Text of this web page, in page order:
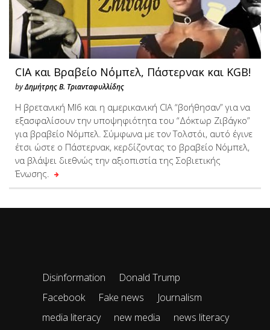
CIA και Βραβείο Νόμπελ, Πάστερνακ και KGB!
byΔημήτρης Β. Τριανταφυλλίδης
H βρετανική MI6 και η αμερικανική CIA “βοήθησαν” για να
εξασφαλίσουν την υποψηφιότητα του “Δόκτωρ Ζιβάγκο”
για βραβείο Νόμπελ. Σύμφωνα με τον Τολστόι, αυτό έγινε
έτσι ώστε ο Πάστερνακ, κερδίζοντας το βραβείο Νόμπελ,
να βλάψει διεθνώς την αξιοπιστία της Σοβιετικής
Ένωσης.
Disinformation
Donald Trump
Facebook
Fake news
Journalism
media literacy
new media
news literacy